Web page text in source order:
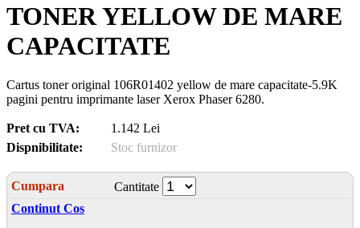
TONER YELLOW DE MARE
CAPACITATE
Cartus toner original 106R01402 yellow de mare capacitate-5.9K
pagini pentru imprimante laser Xerox Phaser 6280.
Pret cu TVA:
1.142 Lei
Dispnibilitate:
Stoc furnizor
Cumpara
Cantitate
Continut Cos